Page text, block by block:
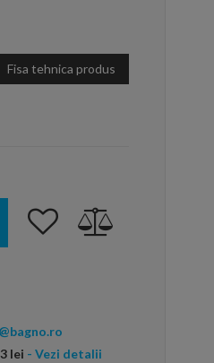
Fisa tehnica produs
lei - Vezi detalii